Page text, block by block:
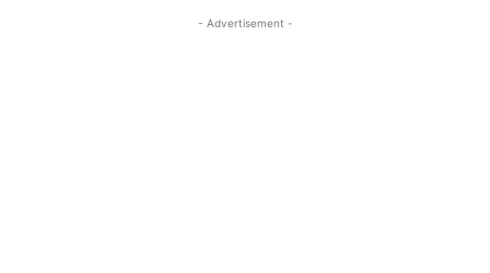
- Advertisement -